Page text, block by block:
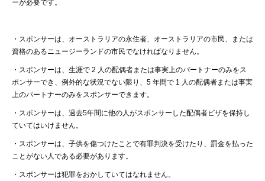
ーが必要です。
・ スポンサーは、オーストラリアの永住者、オーストラリアの市民、または
資格のあるニュージーランドの市民でなければなりません。
・ スポンサーは、生涯で 2 人の配偶者または事実上のパートナーのみをス
ポンサーでき、例外的な状況でない限り、 5 年間で 1 人の配偶者または事実
上のパートナーのみをスポンサーできます。
・ スポンサーは、過去5年間に他の人がスポンサーした配偶者ビザを保持し
ていてはいけません。
・ スポンサーは、子供を傷つけたことで有罪判決を受けたり、罰金を払った
ことがない人である必要があります。
・ スポンサーは犯罪をおかしていてはなれません。